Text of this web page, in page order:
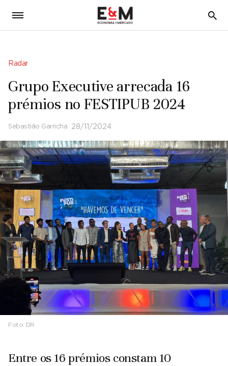
5
Radar
Grupo Executive arrecada 16
prémios no FESTIPUB 2024
Sebastião Garricha 28/11/2024
Foto: DR
Entre os 16 prémios constam 10